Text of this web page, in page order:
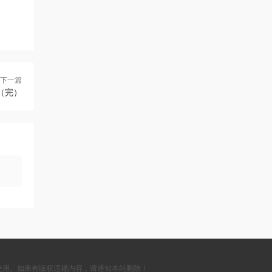
下一篇
）
。如果有版权违规内容，请通知本站删除！